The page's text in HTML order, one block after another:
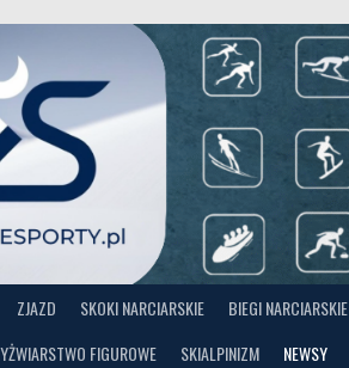
ZJAZD SKOKI NARCIARSKIE BIEGI NARCIARSKIE
FIGUROWE SKIALPINIZM NEWSY